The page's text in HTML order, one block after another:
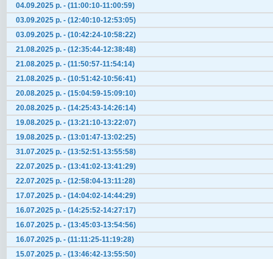
04.09.2025 р. - (11:00:10-11:00:59)
03.09.2025 р. - (12:40:10-12:53:05)
03.09.2025 р. - (10:42:24-10:58:22)
21.08.2025 р. - (12:35:44-12:38:48)
21.08.2025 р. - (11:50:57-11:54:14)
21.08.2025 р. - (10:51:42-10:56:41)
20.08.2025 р. - (15:04:59-15:09:10)
20.08.2025 р. - (14:25:43-14:26:14)
19.08.2025 р. - (13:21:10-13:22:07)
19.08.2025 р. - (13:01:47-13:02:25)
31.07.2025 р. - (13:52:51-13:55:58)
22.07.2025 р. - (13:41:02-13:41:29)
22.07.2025 р. - (12:58:04-13:11:28)
17.07.2025 р. - (14:04:02-14:44:29)
16.07.2025 р. - (14:25:52-14:27:17)
16.07.2025 р. - (13:45:03-13:54:56)
16.07.2025 р. - (11:11:25-11:19:28)
15.07.2025 р. - (13:46:42-13:55:50)